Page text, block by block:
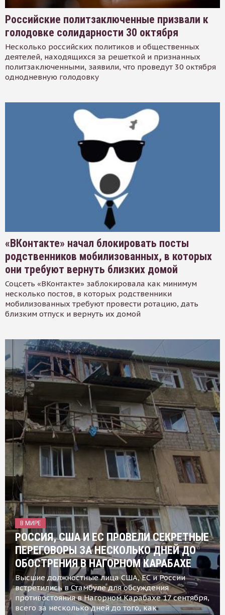
Российские политзаключенные призвали к
голодовке солидарности 30 октября
Несколько российских политиков и общественных
деятелей, находящихся за решеткой и признанных
политзаключенными, заявили, что проведут 30 октября
однодневную голодовку
«ВКонтакте» начал блокировать посты
родственников мобилизованных, в которых
они требуют вернуть близких домой
Соцсеть «ВКонтакте» заблокировала как минимум
несколько постов, в которых родственники
мобилизованных требуют провести ротацию, дать
близким отпуск и вернуть их домой
В МИРЕ
РОССИЯ, США И ЕС ПРОВЕЛИ СЕКРЕТНЫЕ
ПЕРЕГОВОРЫ ЗА НЕСКОЛЬКО ДНЕЙ ДО
ОБОСТРЕНИЯ В НАГОРНОМ КАРАБАХЕ
Высшие должностные лица США, ЕС и России
встретились в Стамбуле для обсуждения
противостояния в Нагорном Карабахе 17 сентября,
всего за несколько дней до того, как